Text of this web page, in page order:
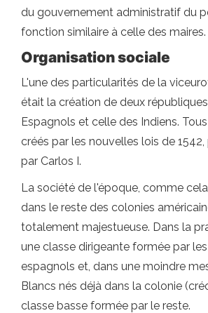
du gouvernement administratif du
fonction similaire à celle des maires.
Organisation sociale
L'une des particularités de la
était la création de deux
Espagnols et celle des Indiens.
créés par les nouvelles lois de
par Carlos I.
La société de l'époque, comme
dans le reste des colonies
totalement majestueuse. Dans la
une classe dirigeante formée par
espagnols et, dans une moindre
Blancs nés déjà dans la colonie
classe basse formée par le reste.